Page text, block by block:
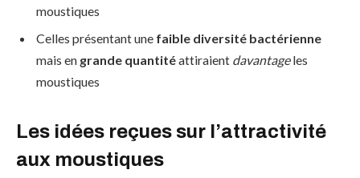
moustiques
Celles présentant une faible diversité bactérienne
mais en grande quantitéattiraient davantageles
moustiques
Les idées reçues sur l’attractivité
aux moustiques